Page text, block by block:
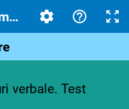
verbale. Clasa
verbale. Test